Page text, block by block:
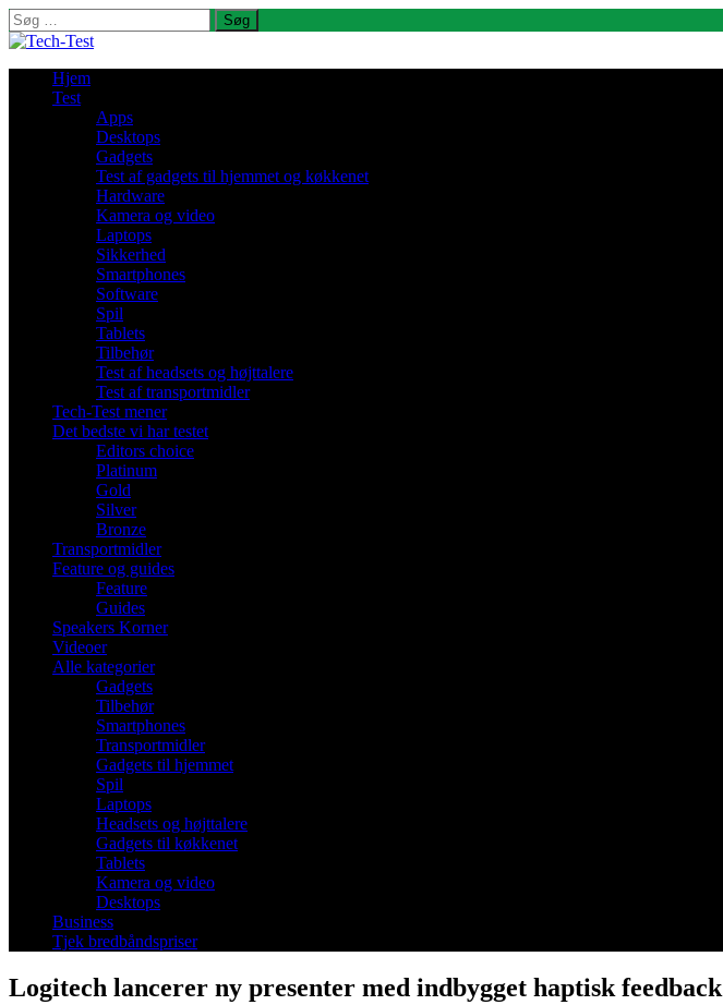
Søg
efter:
Hjem
Test
Apps
Desktops
Gadgets
Test af gadgets til hjemmet og køkkenet
Hardware
Kamera og video
Laptops
Sikkerhed
Smartphones
Software
Spil
Tablets
Tilbehør
Test af headsets og højttalere
Test af transportmidler
Tech-Test mener
Det bedste vi har testet
Editors choice
Platinum
Gold
Silver
Bronze
Transportmidler
Feature og guides
Feature
Guides
Speakers Korner
Videoer
Alle kategorier
Gadgets
Tilbehør
Smartphones
Transportmidler
Gadgets til hjemmet
Spil
Laptops
Headsets og højttalere
Gadgets til køkkenet
Tablets
Kamera og video
Desktops
Business
Tjek bredbåndspriser
Logitech lancerer ny presenter med indbygget haptisk feedback